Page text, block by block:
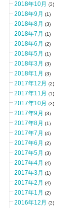
2018年10月 (3)
2018年9月 (1)
2018年8月 (3)
2018年7月 (1)
2018年6月 (2)
2018年5月 (1)
2018年3月 (3)
2018年1月 (3)
2017年12月 (2)
2017年11月 (1)
2017年10月 (3)
2017年9月 (3)
2017年8月 (1)
2017年7月 (4)
2017年6月 (2)
2017年5月 (3)
2017年4月 (4)
2017年3月 (1)
2017年2月 (4)
2017年1月 (2)
2016年12月 (3)